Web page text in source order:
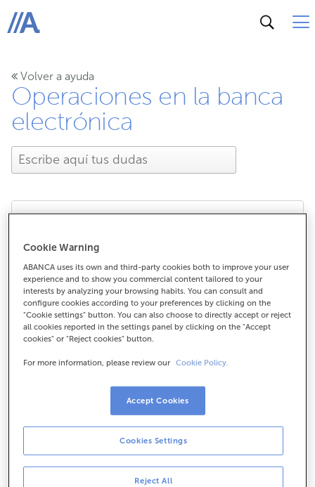
ABANCA
Volver a ayuda
Operaciones en la banca
electrónica
En la banca electrónica
de empresas no me
aparecen todos los
productos que he
contratado.
En la banca electrónica de empresas
no me aparecen todos los productos
que he contratado.
Al dar de alta el contrato de banca electrónica para
Cookie Warning
ABANCA uses its own and third-party cookies both to improve your user
experience and to show you commercial content tailored to your
interests by analyzing your browsing habits. You can consult and
configure cookies according to your preferences by clicking on the
"Cookie settings" button. You can also choose to directly accept or reject
all cookies reported in the settings panel by clicking on the "Accept
cookies" or "Reject cookies" button.
For more information, please review our Cookie Policy.
Reject All
Cookies Settings
Accept Cookies